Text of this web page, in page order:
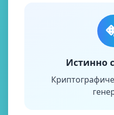
Истинно